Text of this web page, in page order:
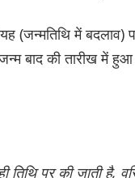
(जन्मतिथि में बदलाव)
बाद की तारीख में
तिथि पर की जाती है,